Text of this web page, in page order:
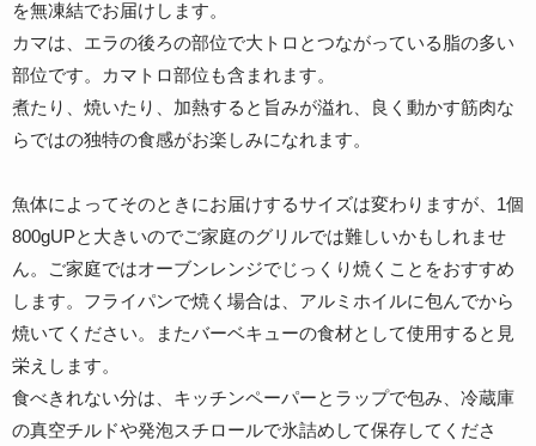
を無凍結でお届けします。
カマは、エラの後ろの部位で大トロとつながっている脂の多い
部位です。カマトロ部位も含まれます。
煮たり、焼いたり、加熱すると旨みが溢れ、良く動かす筋肉な
らではの独特の食感がお楽しみになれます。
魚体によってそのときにお届けするサイズは変わりますが、1個
800gUPと大きいのでご家庭のグリルでは難しいかもしれませ
ん。ご家庭ではオーブンレンジでじっくり焼くことをおすすめ
します。フライパンで焼く場合は、アルミホイルに包んでから
焼いてください。またバーベキューの食材として使用すると見
栄えします。
食べきれない分は、キッチンペーパーとラップで包み、冷蔵庫
の真空チルドや発泡スチロールで氷詰めして保存してくださ